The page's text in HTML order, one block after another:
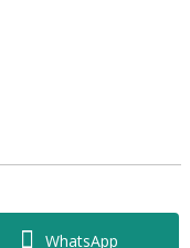
WhatsApp
Saklıdır.